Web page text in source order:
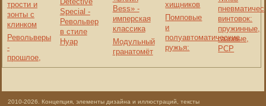
трости и
зонты с
клинком
Револьверы
-
прошлое,
Special -
Револьвер
в стиле
Нуар
Bess» -
имперская
классика
Модульный
гранатомёт
хищников
Помповые
и
полуавтоматические
ружья:
винтовок:
пружинные,
газовые,
PCP
2010-2026. Концепция, элементы дизайна и иллюстраций, тексты